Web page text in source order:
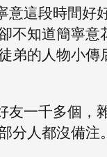
意這段時間好
不知道簡寧意
弟的人物小傳
友一千多個，
分人都沒備注。